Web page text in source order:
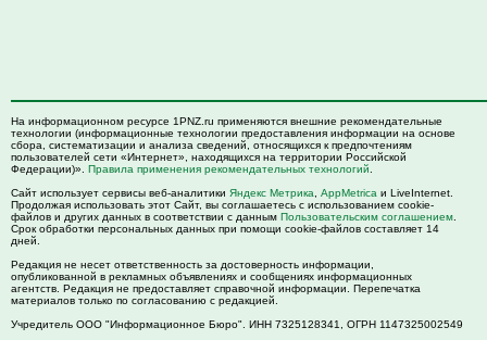
На информационном ресурсе 1PNZ.ru применяются внешние рекомендательные
технологии (информационные технологии предоставления информации на основе
сбора, систематизации и анализа сведений, относящихся к предпочтениям
пользователей сети «Интернет», находящихся на территории Российской
Федерации)». Правила применения рекомендательных технологий
Сайт использует сервисы веб-аналитики Яндекс Метрика AppMetrica и LiveInternet.
Продолжая использовать этот Сайт, вы соглашаетесь с использованием cookie-
файлов и других данных в соответствии с данным Пользовательским соглашением
Срок обработки персональных данных при помощи cookie-файлов составляет 14
дней.
Редакция не несет ответственность за достоверность информации,
опубликованной в рекламных объявлениях и сообщениях информационных
агентств. Редакция не предоставляет справочной информации. Перепечатка
материалов только по согласованию с редакцией.
Учредитель ООО "Информационное Бюро". ИНН 7325128341, ОГРН 1147325002549